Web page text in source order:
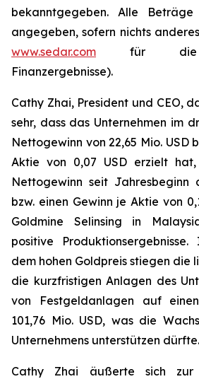
bekanntgegeben. Alle
angegeben, sofern nichts
www.sedar.com für die
Finanzergebnisse).
Cathy Zhai, President und CEO,
sehr, dass das Unternehmen im
Nettogewinn von 22,65 Mio. USD
Aktie von 0,07 USD erzielt
Nettogewinn seit Jahresbeginn
bzw. einen Gewinn je Aktie von
Goldmine Selinsing in
positive
dem hohen Goldpreis stiegen die
die kurzfristigen Anlagen des
von Festgeldanlagen auf
101,76 Mio. USD, was die
Unternehmens unterstützen
Cathy Zhai äußerte sich zur